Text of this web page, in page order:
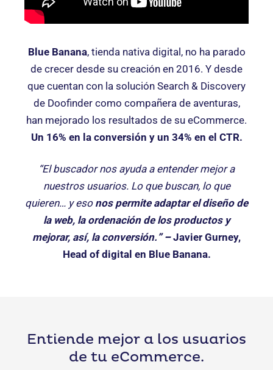
Blue Banana, tienda nativa digital, no ha parado
de crecer desde su creación en 2016. Y desde
que cuentan con la solución Search & Discovery
de Doofinder como compañera de aventuras,
han mejorado los resultados de su eCommerce.
Un 16% en la conversión y un 34% en el CTR.
“El buscador nos ayuda a entender mejor a
nuestros usuarios. Lo que buscan, lo que
quieren… y eso nos permite adaptar el diseño de
la web, la ordenación de los productos y
mejorar, así, la conversión. ”– Javier Gurney,
Head of digital en Blue Banana.
Entiende mejor a los usuarios
de tu eCommerce.